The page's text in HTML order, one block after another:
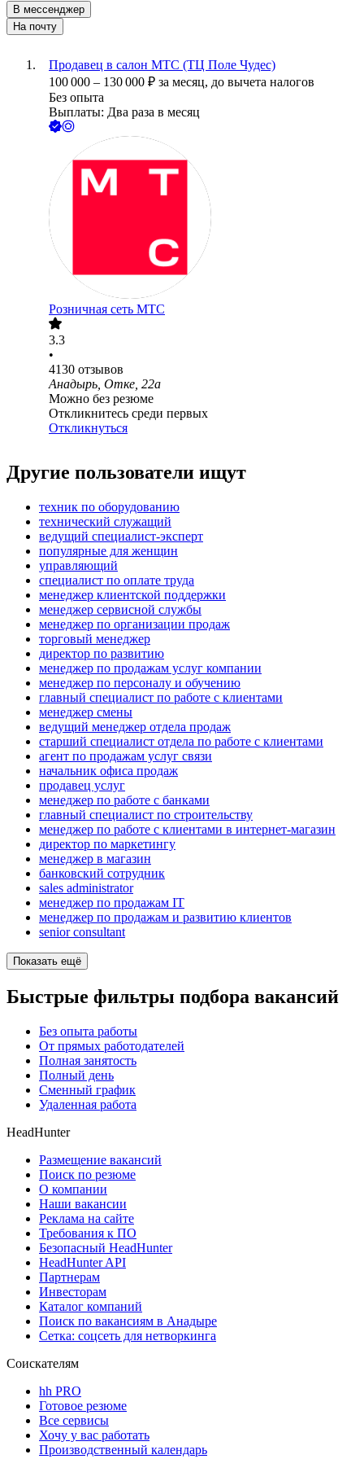
В мессенджер
На почту
Продавец в салон МТС (ТЦ Поле Чудес)
100 000 – 130 000 ₽ за месяц, до вычета налогов
Без опыта
Выплаты: Два раза в месяц
Розничная сеть МТС
3.3
•
4130 отзывов
Анадырь, Отке, 22а
Можно без резюме
Откликнитесь среди первых
Откликнуться
Другие пользователи ищут
техник по оборудованию
технический служащий
ведущий специалист-эксперт
популярные для женщин
управляющий
специалист по оплате труда
менеджер клиентской поддержки
менеджер сервисной службы
менеджер по организации продаж
торговый менеджер
директор по развитию
менеджер по продажам услуг компании
менеджер по персоналу и обучению
главный специалист по работе с клиентами
менеджер смены
ведущий менеджер отдела продаж
старший специалист отдела по работе с клиентами
агент по продажам услуг связи
начальник офиса продаж
продавец услуг
менеджер по работе с банками
главный специалист по строительству
менеджер по работе с клиентами в интернет-магазин
директор по маркетингу
менеджер в магазин
банковский сотрудник
sales administrator
менеджер по продажам IT
менеджер по продажам и развитию клиентов
senior consultant
Показать ещё
Быстрые фильтры подбора вакансий
Без опыта работы
От прямых работодателей
Полная занятость
Полный день
Сменный график
Удаленная работа
HeadHunter
Размещение вакансий
Поиск по резюме
О компании
Наши вакансии
Реклама на сайте
Требования к ПО
Безопасный HeadHunter
HeadHunter API
Партнерам
Инвесторам
Каталог компаний
Поиск по вакансиям в Анадыре
Сетка: соцсеть для нетворкинга
Соискателям
hh PRO
Готовое резюме
Все сервисы
Хочу у вас работать
Производственный календарь